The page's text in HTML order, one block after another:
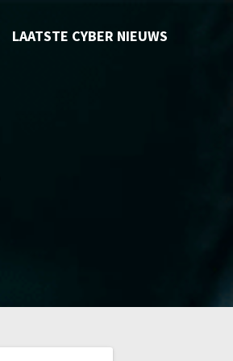
LAATSTE CYBER NIEUWS